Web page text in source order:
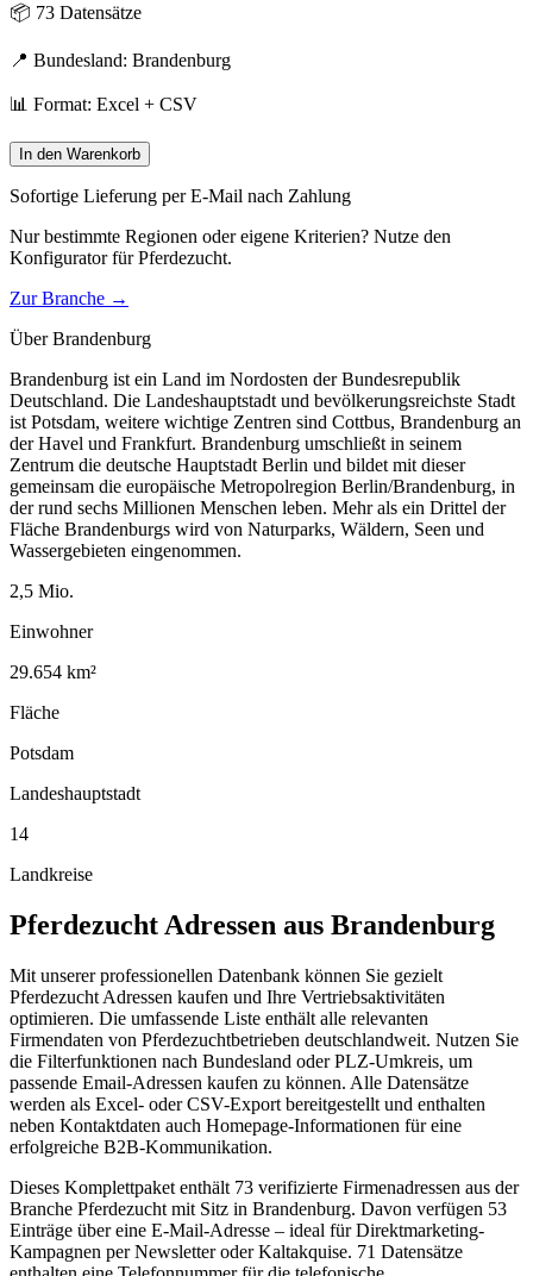
📦 73 Datensätze
📍 Bundesland: Brandenburg
📊 Format: Excel + CSV
In den Warenkorb
Sofortige Lieferung per E-Mail nach Zahlung
Nur bestimmte Regionen oder eigene Kriterien? Nutze den
Konfigurator fürPferdezucht.
Zur Branche →
ÜberBrandenburg
Brandenburg ist ein Land im Nordosten der Bundesrepublik
Deutschland. Die Landeshauptstadt und bevölkerungsreichste Stadt
ist Potsdam, weitere wichtige Zentren sind Cottbus, Brandenburg an
der Havel und Frankfurt. Brandenburg umschließt in seinem
Zentrum die deutsche Hauptstadt Berlin und bildet mit dieser
gemeinsam die europäische Metropolregion Berlin/Brandenburg, in
der rund sechs Millionen Menschen leben. Mehr als ein Drittel der
Fläche Brandenburgs wird von Naturparks, Wäldern, Seen und
Wassergebieten eingenommen.
2,5 Mio.
Einwohner
29.654 km²
Fläche
Potsdam
Landeshauptstadt
14
Landkreise
Pferdezucht Adressen aus Brandenburg
Mit unserer professionellen Datenbank können Sie gezielt
Pferdezucht Adressen kaufen und Ihre Vertriebsaktivitäten
optimieren. Die umfassende Liste enthält alle relevanten
Firmendaten von Pferdezuchtbetrieben deutschlandweit. Nutzen Sie
die Filterfunktionen nach Bundesland oder PLZ-Umkreis, um
passende Email-Adressen kaufen zu können. Alle Datensätze
werden als Excel- oder CSV-Export bereitgestellt und enthalten
neben Kontaktdaten auch Homepage-Informationen für eine
erfolgreiche B2B-Kommunikation.
Dieses Komplettpaket enthält 73 verifizierte Firmenadressen aus der
Branche Pferdezucht mit Sitz in Brandenburg. Davon verfügen 53
Einträge über eine E-Mail-Adresse – ideal für Direktmarketing-
Kampagnen per Newsletter oder Kaltakquise. 71 Datensätze